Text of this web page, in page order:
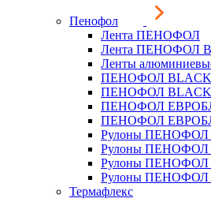
Пенофол
Лента ПЕНОФОЛ
Лента ПЕНОФОЛ
Ленты
ПЕНОФОЛ BLACK
ПЕНОФОЛ
ПЕНОФОЛ
ПЕНОФОЛ
Рулоны ПЕНОФОЛ
Рулоны ПЕНОФОЛ
Рулоны ПЕНОФОЛ
Рулоны ПЕНОФОЛ
Термафлекс